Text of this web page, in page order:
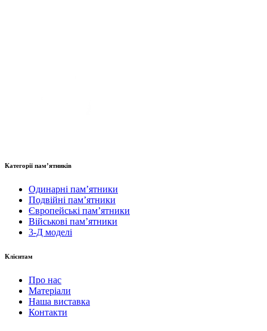
Категорії пам’ятників
Одинарні пам’ятники
Подвійні пам’ятники
Європейські пам’ятники
Військові пам’ятники
3-Д моделі
Клієнтам
Про нас
Матеріали
Наша виставка
Контакти